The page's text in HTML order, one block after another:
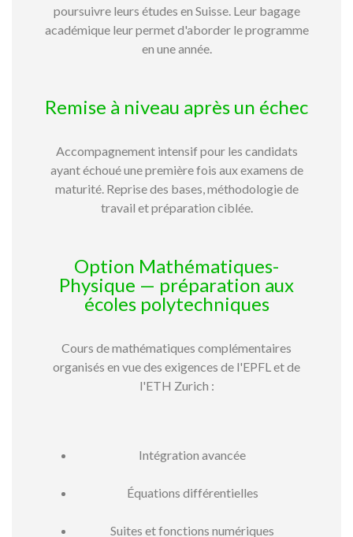
poursuivre leurs études en Suisse. Leur bagage
académique leur permet d'aborder le programme
en une année.
Remise à niveau après un échec
Accompagnement intensif pour les candidats
ayant échoué une première fois aux examens de
maturité. Reprise des bases, méthodologie de
travail et préparation ciblée.
Option Mathématiques-
Physique — préparation aux
écoles polytechniques
Cours de mathématiques complémentaires
organisés en vue des exigences de l'EPFL et de
l'ETH Zurich :
Intégration avancée
Équations différentielles
Suites et fonctions numériques